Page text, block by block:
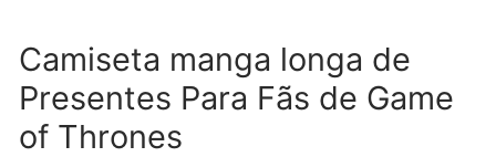
Camiseta manga longa de
Presentes Para Fãs de Game
of Thrones